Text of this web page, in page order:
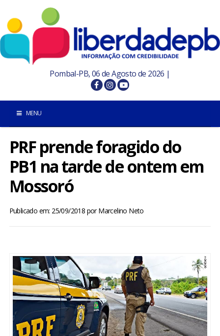
Pombal-PB, 06 de Agosto de 2026 |
MENU
INÍCIO
POMBAL E REGIÃO
BRASIL
ESPORTES
ENTRETENIMENTO
PRF prende foragido do
PB1 na tarde de ontem em
Mossoró
Publicado em: 25/09/2018 porMarcelino Neto